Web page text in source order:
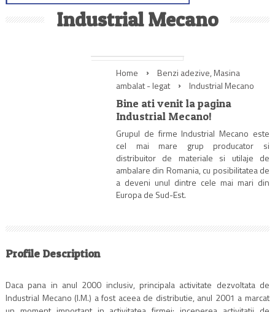
Industrial Mecano
Home Benzi adezive, Masina
ambalat - legat
Industrial Mecano
Bine ati venit la pagina
Industrial Mecano!
Grupul de firme Industrial Mecano este
cel mai mare grup producator si
distribuitor de materiale si utilaje de
ambalare din Romania, cu posibilitatea de
a deveni unul dintre cele mai mari din
Europa de Sud-Est.
Profile Description
Daca pana in anul 2000 inclusiv, principala activitate dezvoltata de
Industrial Mecano (I.M.) a fost aceea de distributie, anul 2001 a marcat